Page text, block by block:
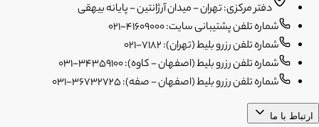
دفتر مرکزی: تهران - میدان آرژانتین - پایانه بیهقی
شماره تلفن پشتیبانی سایت: 41609000-021
شماره تلفن رزرو بلیط (تهران): 7182-021
شماره تلفن رزرو بلیط (اصفهان - کاوه): 34359100-031
شماره تلفن رزرو بلیط (اصفهان - صفه): 36732725-031
ارتباط با ما